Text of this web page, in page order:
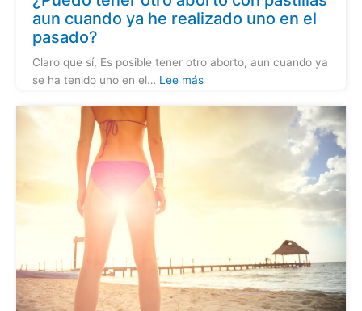
aun cuando ya he realizado uno en el
pasado?
Claro que sí, Es posible tener otro aborto, aun cuando ya
se ha tenido uno en el… Lee más